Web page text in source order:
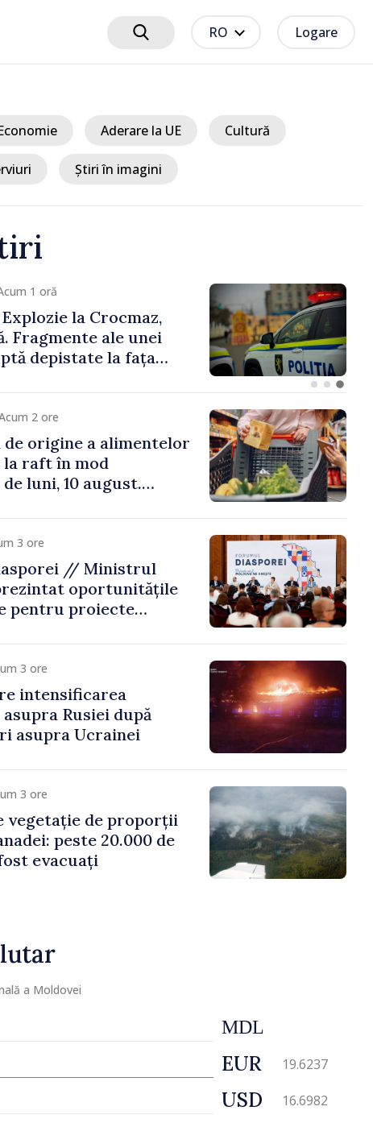
RO Logare
Aderare la UE Cultură
Știri în imagini
1 oră
la Crocmaz,
Fragmente ale unei
depistate la fața
2 ore
de origine a alimentelor
la raft în mod
luni, 10 august.
3 ore
// Ministrul
oportunitățile
pentru proiecte
3 ore
intensificarea
Rusiei după
asupra Ucrainei
3 ore
vegetație de proporții
peste 20.000 de
evacuați
a Moldovei
MDL
EUR 19.6237
USD 16.6982